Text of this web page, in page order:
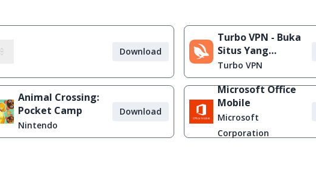
Download
Turbo VPN - Buka
Situs Yang
Diblokir
Turbo VPN
Animal Crossing:
Pocket Camp
Nintendo
Download
Microsoft Office
Mobile
Microsoft
Corporation